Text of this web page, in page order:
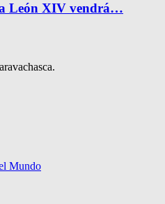
León XIV vendrá…
Mundo